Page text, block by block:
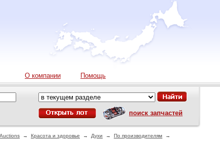
О компании Помощь
поиск запчастей
→ Красота и здоровье → Духи → По производителям →